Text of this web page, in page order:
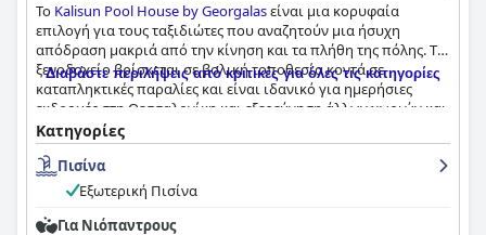
Το Kalisun Pool House by Georgalasείναι μια κορυφαία
επιλογή για τους ταξιδιώτες που αναζητούν μια ήσυχη
απόδραση μακριά από την κίνηση και τα πλήθη της πόλης. Το
ξενοδοχείο βρίσκεται σε βολική τοποθεσία κοντά σε
καταπληκτικές παραλίες και είναι ιδανικό για ημερήσιες
εκδρομές στη Θεσσαλονίκη και εξερεύνηση άλλων χωριών και
παραλιών της Χαλκιδικής. Η εκπληκτική και ήσυχη
τοποθεσία, μαζί με το φιλικό και εξυπηρετικό προσωπικό
που κάνει τους επισκέπτες να αισθάνονται σαν στο σπίτι
τους, επαινούνται ιδιαίτερα. Το πρωινό είναι φανταστικό με
τους επισκέπτες να απολαμβάνουν το νόστιμο και πλούσιο
φαγητό, συμπεριλαμβανομένων των σπιτικών ομελέτων και
Διαβάστε περιλήψεις από κριτικές για όλες τις κατηγορίες
Κατηγορίες
Πισίνα
Εξωτερική Πισίνα
Για Νιόπαντρους